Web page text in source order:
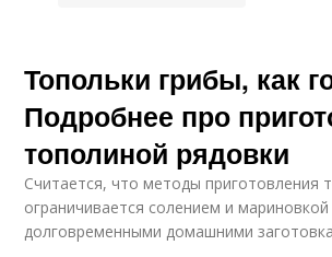
Топольки грибы, как
Подробнее про
тополиной рядовки
Считается, что методы приготовления
ограничивается солением и мариновкой
долговременными домашними